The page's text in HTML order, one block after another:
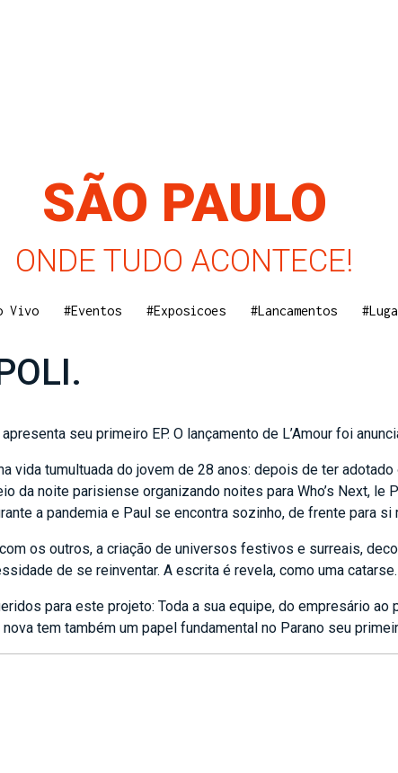
SÃO PAULO
ONDE TUDO ACONTECE!
Vivo #Eventos #Exposicoes #Lancamentos
seu primeiro EP. O lançamento de L’Amour foi
vida tumultuada do jovem de 28 anos: depois de ter
da noite parisiense organizando noites para Who’s Next, le
a pandemia e Paul se encontra sozinho, de frente para si
os outros, a criação de universos festivos e surreais,
de se reinventar. A escrita é revela, como uma catarse.
para este projeto: Toda a sua equipe, do empresário ao
nova tem também um papel fundamental no Parano seu